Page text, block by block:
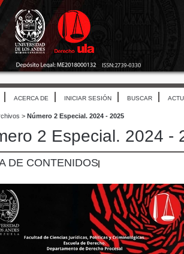
ACERCA DE INICIAR SESIÓN BUSCAR
> Número 2 Especial. 2024 - 2025
2 Especial. 2024 -
DE CONTENIDOS